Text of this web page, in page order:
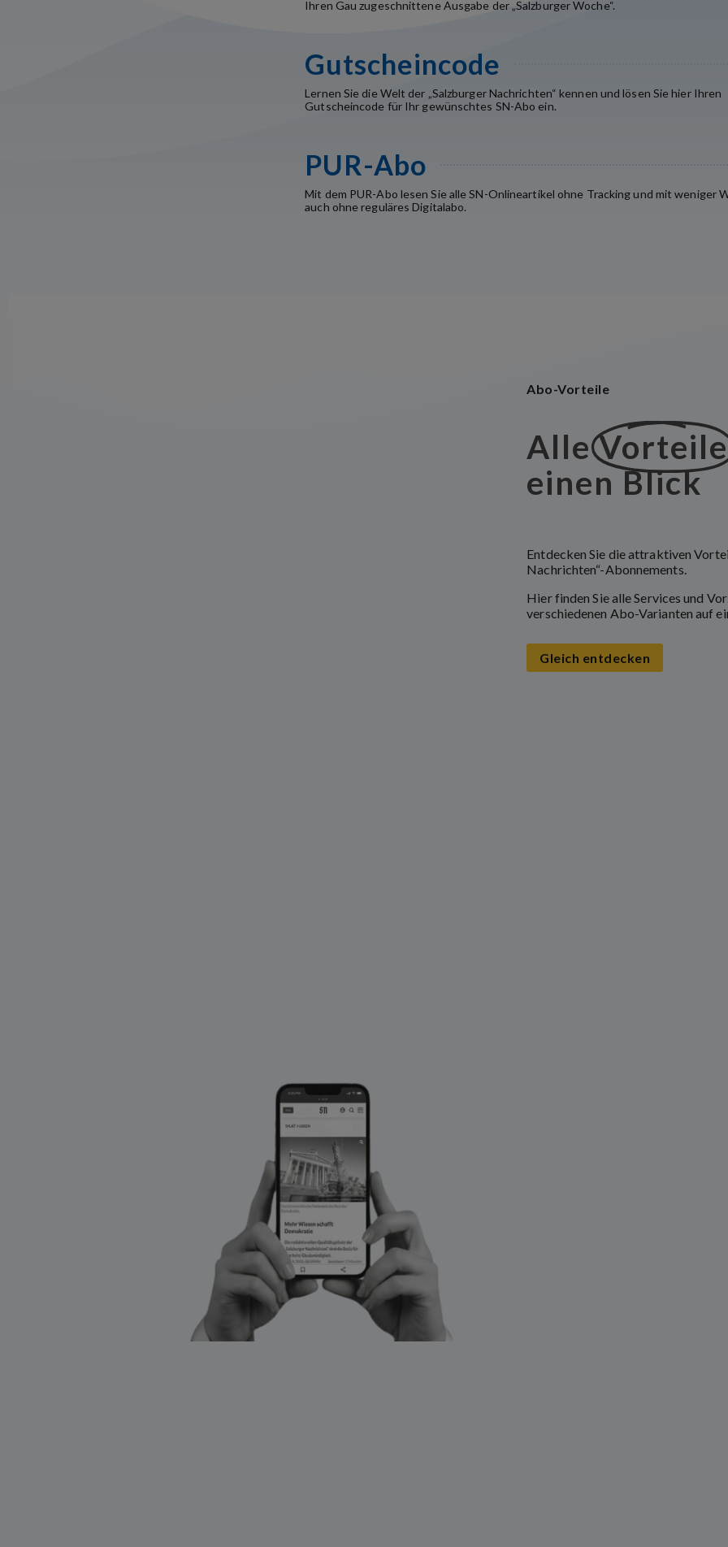
Ihren Gau zugeschnittene Ausgabe der „Salzburger Woche“.
Gutscheincode
Lernen Sie die Welt der „Salzburger Nachrichten“ kennen und lösen Sie hier Ihren
Gutscheincode für Ihr gewünschtes SN-Abo ein.
PUR-Abo
Mit dem PUR-Abo lesen Sie alle SN-Onlineartikel ohne Tracking und mit weniger
auch ohne reguläres Digitalabo.
Abo-Vorteile
AlleVorteile
einen Blick
Entdecken Sie die attraktiven
Nachrichten“-Abonnements.
Hier finden Sie alle Services und
verschiedenen Abo-Varianten auf
Gleich entdecken